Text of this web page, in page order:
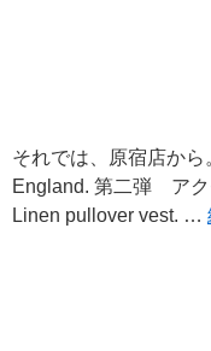
それでは、原宿店か
England. 第二弾 アク
Linen pullover vest. …